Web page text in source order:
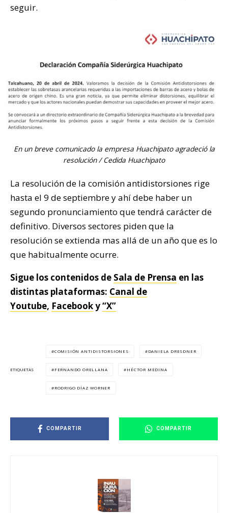
seguir.
En un breve comunicado la empresa Huachipato agradeció la
resolución / Cedida Huachipato
La resolución de la comisión antidistorsiones rige
hasta el 9 de septiembre y ahí debe haber un
segundo pronunciamiento que tendrá carácter de
definitivo. Diversos sectores piden que la
resolución se extienda mas allá de un año que es lo
que habitualmente ocurre.
Sigue los contenidos de Sala de Prensa en las
distintas plataformas: Canal de
Youtube, Facebooky“X”
ETIQUETAS
COMISIÓN ANTIDISTORSIONES DANIELA DRESDNER
FERNANDO ORELLANA HÉCTOR MEDINA
RODRIGO DÍAZ WORNER
COMPARTIR COMPARTIR